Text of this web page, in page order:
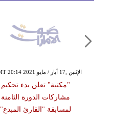
الإثنين ,17 أيار / مايو GMT 20:14 2021
"مكتبة" تعلن بدء تحكيم
مشاركات الدورة الثامنة
لمسابقة "القارئ المبدع"